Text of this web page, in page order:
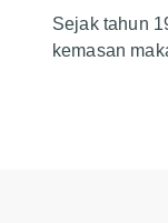
Sejak tahun
kemasan